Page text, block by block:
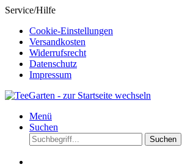
Service/Hilfe
Cookie-Einstellungen
Versandkosten
Widerrufsrecht
Datenschutz
Impressum
Menü
Suchen
Suchen